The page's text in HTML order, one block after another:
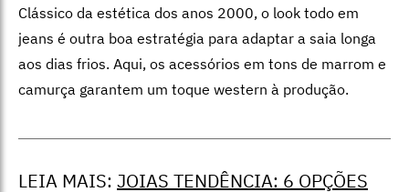
Clássico da estética dos anos 2000, o look todo em
jeans é outra boa estratégia para adaptar a saia longa
aos dias frios. Aqui, os acessórios em tons de marrom e
camurça garantem um toque western à produção.
LEIA MAIS: JOIAS TENDÊNCIA: 6 OPÇÕES